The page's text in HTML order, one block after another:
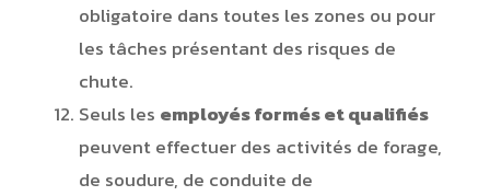
obligatoire dans toutes les zones ou pour
les tâches présentant des risques de
chute.
Seuls les employés formés et qualifiés
peuvent effectuer des activités de forage,
de soudure, de conduite de